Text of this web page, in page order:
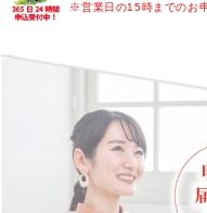
※営業日の15時までのお